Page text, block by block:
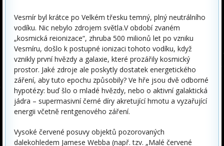
Vesmír byl krátce po Velkém třesku temný, plný neutrálního
vodíku. Nic nebylo zdrojem světla.V období zvaném
„kosmická reionizace“, zhruba 500 milionů let po vzniku
Vesmíru, došlo k postupné ionizaci tohoto vodíku, když
vznikly první hvězdy a galaxie, které prozářily kosmický
prostor. Jaké zdroje ale poskytly dostatek energetického
záření, aby tuto epochu způsobily? Ve hře jsou dvě odborné
hypotézy: buď šlo o mladé hvězdy, nebo o aktivní galaktická
jádra – supermasivní černé díry akretující hmotu a vyzařující
energii včetně rentgenového záření.
Vysoké červené posuvy objektů pozorovaných
dalekohledem Jamese Webba (např. tzv. „Malé červené